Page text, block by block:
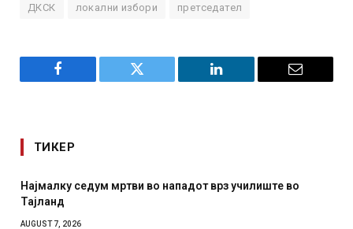
ДКСК локални избори претседател
Facebook Twitter LinkedIn Email
ТИКЕР
СОЗИС: Украинците повеќе им веруваат на генералите
отколку на Зеленски
AUGUST 7, 2026